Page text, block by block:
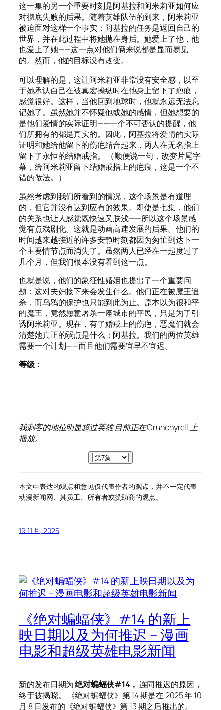
这一集的另一个重要时刻是阿基拉和阿米莉亚如何应
对彻底失败的后果。随着英雄队伍的到来，阿米莉亚
被迫面对这样一个事实：阿基拉的任务是返回自己的
世界，并在此过程中将她抛在身后。她爱上了他，他
也爱上了她——这一点对他们俩来说都是显而易见
的。然而，他的目标没有改变。
可以理解的是，这让阿米莉亚非常没有安全感，以至
于她承认自己在被真宏操纵时在他身上留下了疤痕，
感觉很好。这样，当他回到地球时，他就永远无法忘
记她了。虽然她并不怀疑他或她的感情，但她想要的
是他们爱情的实际证明——一个不可否认的提醒，他
们所拥有的都是真实的。因此，阿基拉将爱情的实际
证明和她给他留下的伤疤结合起来，两人在无名指上
留下了永恒的结婚戒指。 （顺便说一句，改变片尾字
幕，给阿米莉亚留下结婚戒指上的疤痕，这是一个不
错的做法。）
虽然考虑到我们所看到的情况，这个场景是有道理
的，但它并没有达到应有的效果。即使是七集，他们
的关系也让人感觉既快速又肤浅——所以这个场景感
觉有点戏剧化。这就是动画高速发展的后果。他们的
时间越来越接近的许多安静时刻都因为匆忙到达下一
个主要情节点而消失了。虽然两人已经在一起度过了
几个月，但我们根本没有看到这一点。
也就是说，他们的象征性婚姻也提出了一个重要问
题：这对夫妇接下来会发生什么。他们正在被魔王追
杀，而乌鸦的保护也只能到此为止。原本以为很和平
的魔王，竟然愿意屠杀一座城市的平民，只是为了引
诱阿米莉亚。现在，有了婚戒上的伤疤，恶魔们就会
清楚她真正的弱点是什么：阿基拉。我们的两位英雄
需要一个计划——而且他们需要宜早不宜迟。
等级：
我刺客的地位明显超过英雄目前正在 Crunchyroll 上
播放。
本文中表达的观点和意见仅代表作者的观点，并不一定代表
动漫新闻网、其员工、所有者或赞助商的观点。
19 11 月, 2025
《绝对蝙蝠侠》#14 的新上
映日期以及为何推迟 – 漫画
电影和超级英雄电影新闻
新的发布日期为绝对蝙蝠侠#14，连同推迟的原因，
终于被揭晓。 《绝对蝙蝠侠》第 14 期是在 2025 年 10
月 8 日发布的《绝对蝙蝠侠》第 13 期之后推出的。